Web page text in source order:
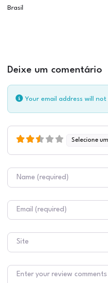
Brasil
Deixe um comentário
Your email address will
Selecione
Nome
E-mail
Site
Texto do comentário